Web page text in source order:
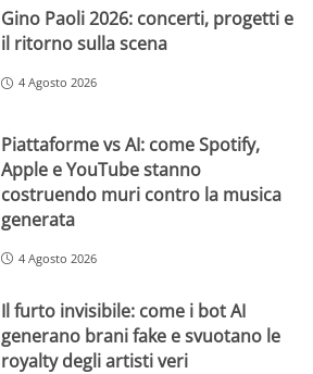
Gino Paoli 2026: concerti, progetti e
il ritorno sulla scena
4 Agosto 2026
Piattaforme vs AI: come Spotify,
Apple e YouTube stanno
costruendo muri contro la musica
generata
4 Agosto 2026
Il furto invisibile: come i bot AI
generano brani fake e svuotano le
royalty degli artisti veri